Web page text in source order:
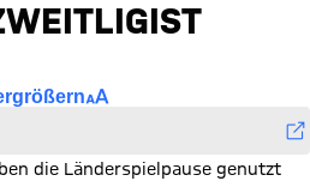
die Länderspielpause genutzt